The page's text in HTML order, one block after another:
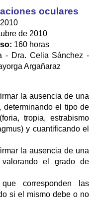
oculares
de 2010
160 horas
- Dra. Celia Sánchez -
Argañaraz
la ausencia de una
determinando el tipo de
tropia, estrabismo
y cuantificando el
la ausencia de una
el grado de
corresponden las
si el mismo debe o no